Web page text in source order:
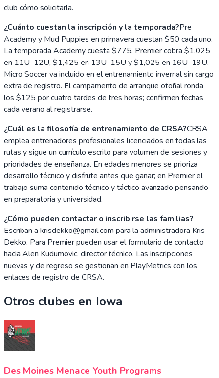
club cómo solicitarla.
¿Cuánto cuestan la inscripción y la temporada?Pre
Academy y Mud Puppies en primavera cuestan $50 cada uno.
La temporada Academy cuesta $775. Premier cobra $1,025
en 11U–12U, $1,425 en 13U–15U y $1,025 en 16U–19U.
Micro Soccer va incluido en el entrenamiento invernal sin cargo
extra de registro. El campamento de arranque otoñal ronda
los $125 por cuatro tardes de tres horas; confirmen fechas
cada verano al registrarse.
¿Cuál es la filosofía de entrenamiento de CRSA?CRSA
emplea entrenadores profesionales licenciados en todas las
rutas y sigue un currículo escrito para volumen de sesiones y
prioridades de enseñanza. En edades menores se prioriza
desarrollo técnico y disfrute antes que ganar; en Premier el
trabajo suma contenido técnico y táctico avanzado pensando
en preparatoria y universidad.
¿Cómo pueden contactar o inscribirse las familias?
Escriban a krisdekko@gmail.com para la administradora Kris
Dekko. Para Premier pueden usar el formulario de contacto
hacia Alen Kudumovic, director técnico. Las inscripciones
nuevas y de regreso se gestionan en PlayMetrics con los
enlaces de registro de CRSA.
Otros clubes en Iowa
Des Moines Menace Youth Programs